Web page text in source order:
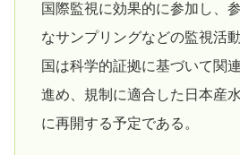
国際監視に効果的に参加し、
なサンプリングなどの監視活
国は科学的証拠に基づいて関
進め、規制に適合した日本産
に再開する予定である。